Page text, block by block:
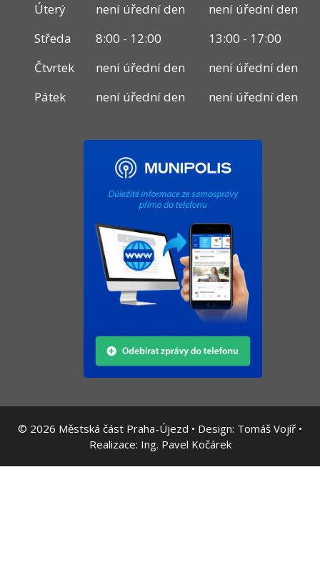
Úterý
není úřední den
není úřední den
Středa
8:00 - 12:00
13:00 - 17:00
Čtvrtek
není úřední den
není úřední den
Pátek
není úřední den není úřední den
© 2026 Městská část Praha-Újezd • Design: Tomáš Vojíř •
Realizace: Ing. Pavel Kočárek